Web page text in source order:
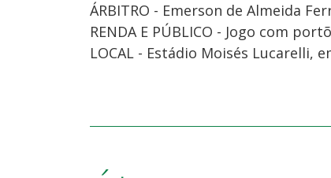
ÁRBITRO - Emerson de Almeida
RENDA E PÚBLICO - Jogo com
LOCAL - Estádio Moisés Lucarelli,